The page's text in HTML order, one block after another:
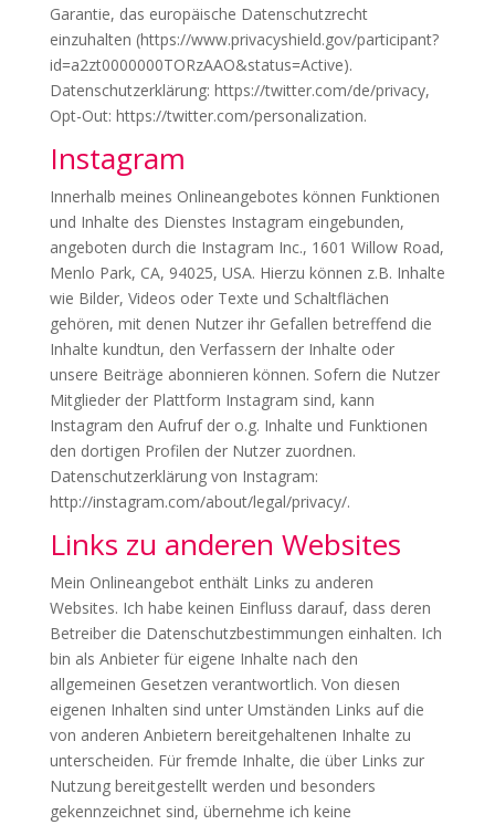
Garantie, das europäische Datenschutzrecht
einzuhalten (https://www.privacyshield.gov/participant?
id=a2zt0000000TORzAAO&status=Active).
Datenschutzerklärung: https://twitter.com/de/privacy,
Opt-Out: https://twitter.com/personalization.
Instagram
Innerhalb meines Onlineangebotes können Funktionen
und Inhalte des Dienstes Instagram eingebunden,
angeboten durch die Instagram Inc., 1601 Willow Road,
Menlo Park, CA, 94025, USA. Hierzu können z.B. Inhalte
wie Bilder, Videos oder Texte und Schaltflächen
gehören, mit denen Nutzer ihr Gefallen betreffend die
Inhalte kundtun, den Verfassern der Inhalte oder
unsere Beiträge abonnieren können. Sofern die Nutzer
Mitglieder der Plattform Instagram sind, kann
Instagram den Aufruf der o.g. Inhalte und Funktionen
den dortigen Profilen der Nutzer zuordnen.
Datenschutzerklärung von Instagram:
http://instagram.com/about/legal/privacy/.
Links zu anderen Websites
Mein Onlineangebot enthält Links zu anderen
Websites. Ich habe keinen Einfluss darauf, dass deren
Betreiber die Datenschutzbestimmungen einhalten. Ich
bin als Anbieter für eigene Inhalte nach den
allgemeinen Gesetzen verantwortlich. Von diesen
eigenen Inhalten sind unter Umständen Links auf die
von anderen Anbietern bereitgehaltenen Inhalte zu
unterscheiden. Für fremde Inhalte, die über Links zur
Nutzung bereitgestellt werden und besonders
gekennzeichnet sind, übernehme ich keine